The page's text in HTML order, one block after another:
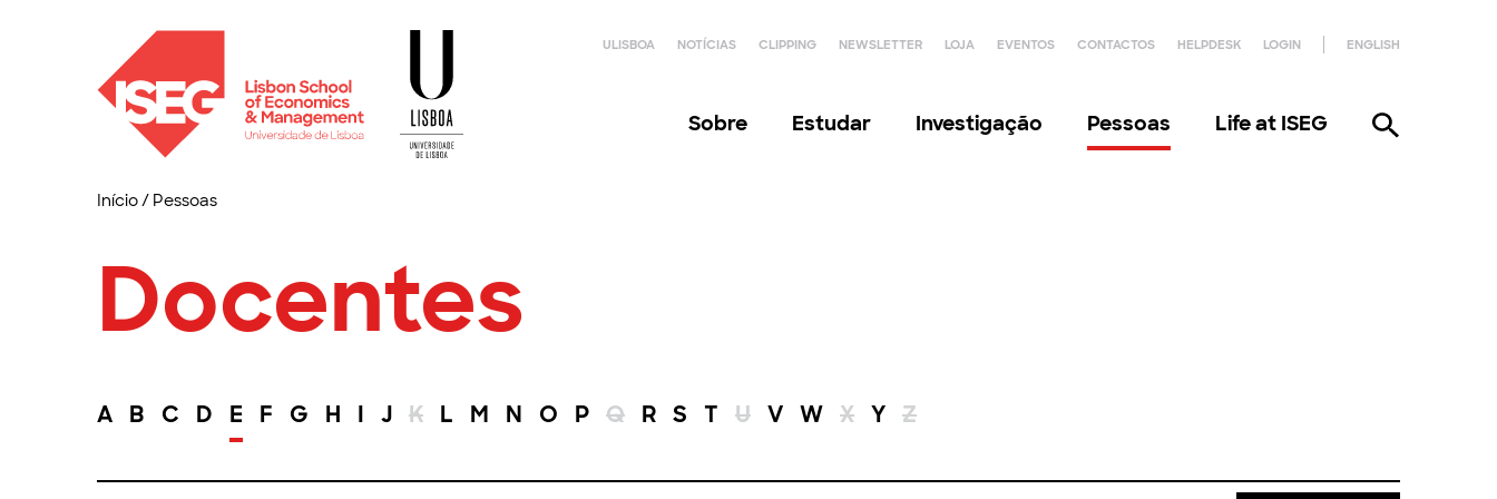
ULISBOA NOTÍCIAS CLIPPING NEWSLETTER LOJA EVENTOS CONTACTOS HELPDESK LOGIN ENGLISH
Sobre Estudar Investigação Pessoas Life at ISEG
Início/ Pessoas
Docentes
A B C D E F G H I J K L M N O P Q R S T U V W X Y Z